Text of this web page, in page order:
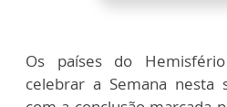
Os países do
celebrar a Semana nesta